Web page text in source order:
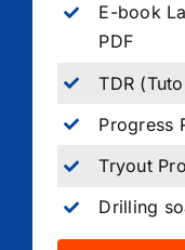
E-book
PDF
TDR
Progress
Tryout
Drilling